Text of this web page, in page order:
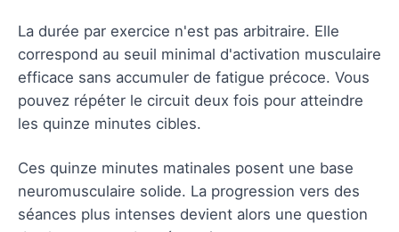
La durée par exercice n'est pas arbitraire. Elle
correspond au seuil minimal d'activation musculaire
efficace sans accumuler de fatigue précoce. Vous
pouvez répéter le circuit deux fois pour atteindre
les quinze minutes cibles.
Ces quinze minutes matinales posent une base
neuromusculaire solide. La progression vers des
séances plus intenses devient alors une question